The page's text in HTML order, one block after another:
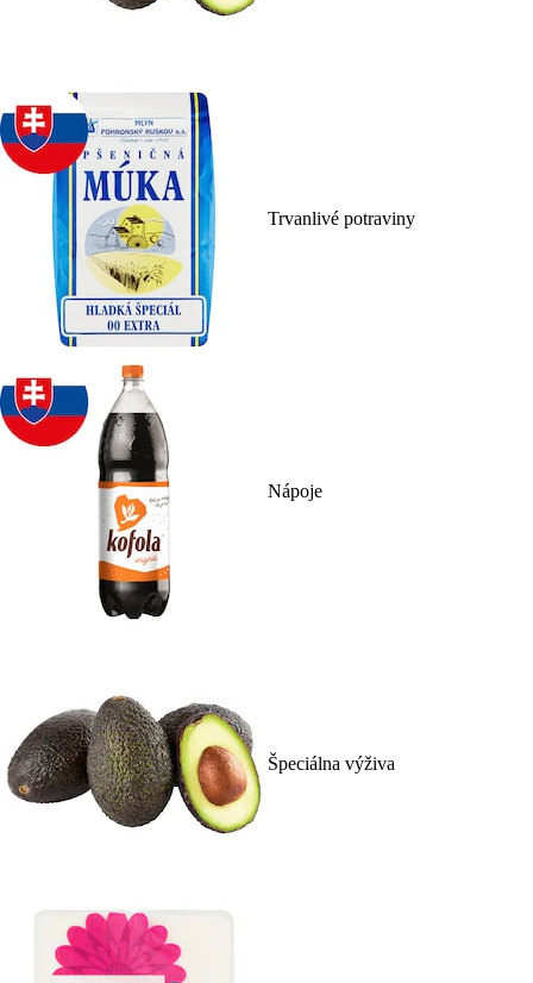
Trvanlivé potraviny
Nápoje
Špeciálna výživa